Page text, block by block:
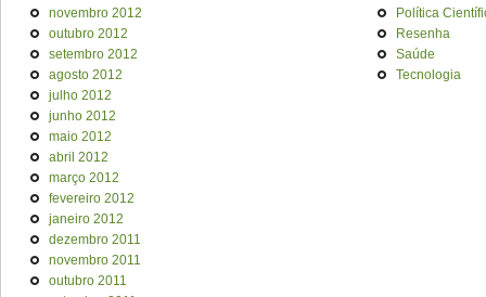
novembro 2012
outubro 2012
setembro 2012
agosto 2012
julho 2012
junho 2012
maio 2012
abril 2012
março 2012
fevereiro 2012
janeiro 2012
dezembro 2011
novembro 2011
outubro 2011
Política
Resenha
Saúde
Tecnologia